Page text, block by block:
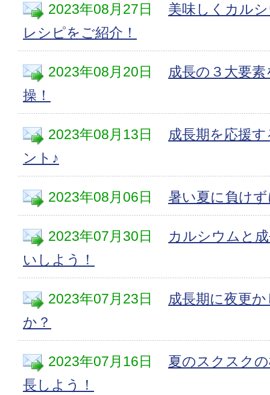
2023年08月27日
美味しくカル
レシピをご紹介！
2023年08月20日
成長の３大要
操！
2023年08月13日
成長期を応援
ント♪
2023年08月06日 暑い夏に負け
2023年07月30日
カルシウムと
いしよう！
2023年07月23日
成長期に夜更
か？
2023年07月16日
夏のスクスク
長しよう！